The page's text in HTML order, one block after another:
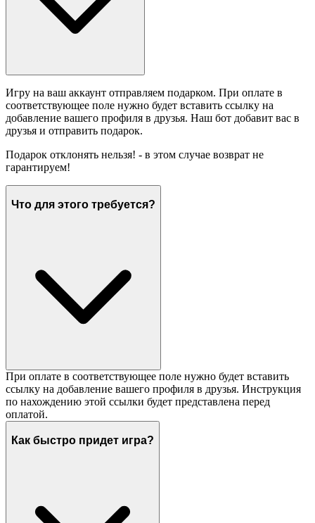
Игру на ваш аккаунт отправляем подарком. При оплате в
соответствующее поле нужно будет вставить ссылку на
добавление вашего профиля в друзья. Наш бот добавит вас в
друзья и отправить подарок.
Подарок отклонять нельзя! - в этом случае возврат не
гарантируем!
Что для этого требуется?
При оплате в соответствующее поле нужно будет вставить
ссылку на добавление вашего профиля в друзья. Инструкция
по нахождению этой ссылки будет представлена перед
оплатой.
Как быстро придет игра?